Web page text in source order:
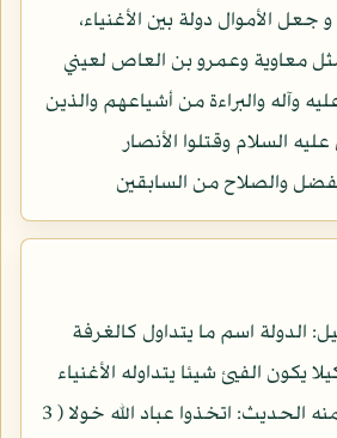
جعل الأموال دولة بين الأغنياء،
معاوية وعمرو بن العاص لعيني
وآله والبراءة من أشياعهم والذين
السلام وقتلوا الأنصار
والصلاح من السابقين
الدولة اسم ما يتداول كالغرفة
يكون الفيئ شيئا يتداوله الأغنياء
بينهم ويتعاودونه، و منه الحديث: اتخذوا عباد الله خولا ( 3